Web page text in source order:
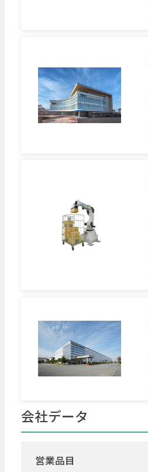
会社データ
営業品目